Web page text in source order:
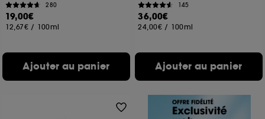
280
19,00€
12,67€ / 100ml
Ajouter au panier
145
36,00€
24,00€ / 100ml
Ajouter au panier